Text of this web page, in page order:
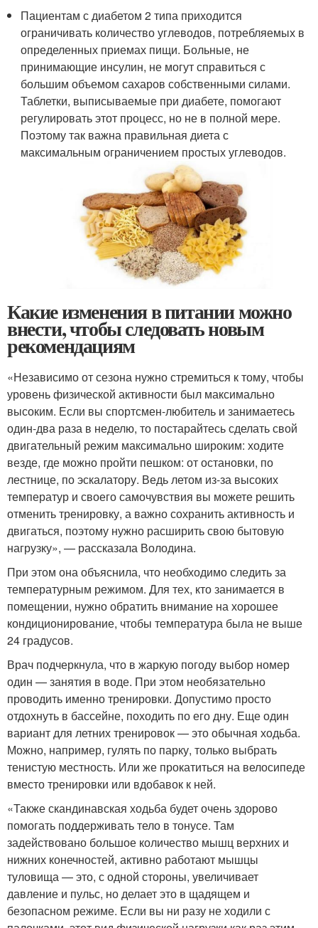
Пациентам с диабетом 2 типа приходится
ограничивать количество углеводов, потребляемых в
определенных приемах пищи. Больные, не
принимающие инсулин, не могут справиться с
большим объемом сахаров собственными силами.
Таблетки, выписываемые при диабете, помогают
регулировать этот процесс, но не в полной мере.
Поэтому так важна правильная диета с
максимальным ограничением простых углеводов.
Какие изменения в питании можно
внести, чтобы следовать новым
рекомендациям
«Независимо от сезона нужно стремиться к тому, чтобы
уровень физической активности был максимально
высоким. Если вы спортсмен-любитель и занимаетесь
один-два раза в неделю, то постарайтесь сделать свой
двигательный режим максимально широким: ходите
везде, где можно пройти пешком: от остановки, по
лестнице, по эскалатору. Ведь летом из-за высоких
температур и своего самочувствия вы можете решить
отменить тренировку, а важно сохранить активность и
двигаться, поэтому нужно расширить свою бытовую
нагрузку», — рассказала Володина.
При этом она объяснила, что необходимо следить за
температурным режимом. Для тех, кто занимается в
помещении, нужно обратить внимание на хорошее
кондиционирование, чтобы температура была не выше
24 градусов.
Врач подчеркнула, что в жаркую погоду выбор номер
один — занятия в воде. При этом необязательно
проводить именно тренировки. Допустимо просто
отдохнуть в бассейне, походить по его дну. Еще один
вариант для летних тренировок — это обычная ходьба.
Можно, например, гулять по парку, только выбрать
тенистую местность. Или же прокатиться на велосипеде
вместо тренировки или вдобавок к ней.
«Также скандинавская ходьба будет очень здорово
помогать поддерживать тело в тонусе. Там
задействовано большое количество мышц верхних и
нижних конечностей, активно работают мышцы
туловища — это, с одной стороны, увеличивает
давление и пульс, но делает это в щадящем и
безопасном режиме. Если вы ни разу не ходили с